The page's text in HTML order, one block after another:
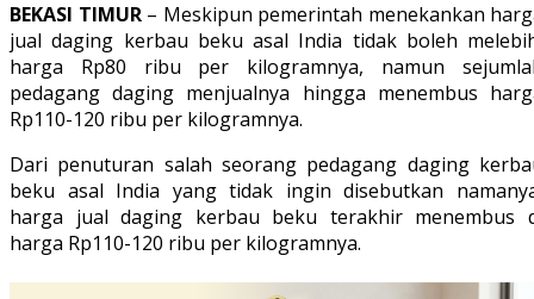
BEKASI TIMUR– Meskipun pemerintah menekankan
jual daging kerbau beku asal India tidak boleh
harga Rp80 ribu per kilogramnya, namun
pedagang daging menjualnya hingga menembus
Rp110-120 ribu per kilogramnya.
Dari penuturan salah seorang pedagang daging
beku asal India yang tidak ingin disebutkan
harga jual daging kerbau beku terakhir menembus
harga Rp110-120 ribu per kilogramnya.